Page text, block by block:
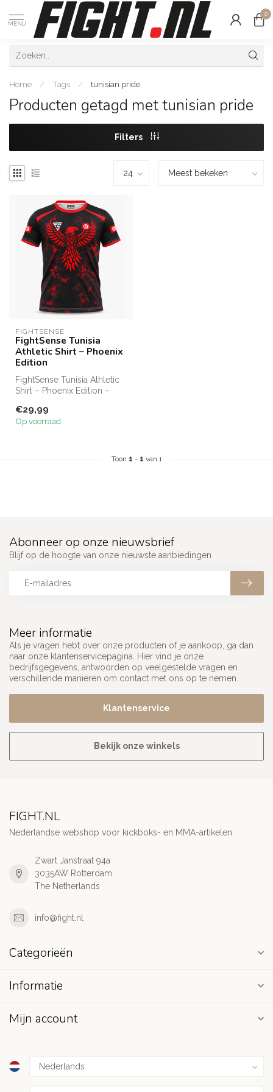
MENU
0
Home / Tags / tunisian pride
Producten getagd met tunisian pride
Filters
FIGHTSENSE
FightSense Tunisia
Athletic Shirt – Phoenix
Edition
FightSense Tunisia Athletic
Shirt – Phoenix Edition –
€29,99
Op voorraad
Toon 1 - 1 van 1
Meer informatie
Als je vragen hebt over onze producten of je aankoop, ga dan
naar onze klantenservicepagina. Hier vind je onze
bedrijfsgegevens, antwoorden op veelgestelde vragen en
verschillende manieren om contact met ons op te nemen.
Klantenservice
Bekijk onze winkels
Abonneer op onze nieuwsbrief
Blijf op de hoogte van onze nieuwste aanbiedingen
FIGHT.NL
Nederlandse webshop voor kickboks- en MMA-artikelen.
Zwart Janstraat 94a
3035AW Rotterdam
The Netherlands
info@fight.nl
Categorieën
Informatie
Mijn account